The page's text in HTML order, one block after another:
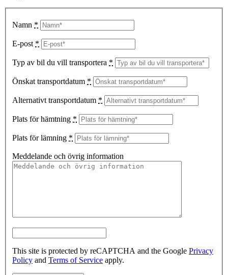
Namn *
E-post *
Typ av bil du vill transportera *
Önskat transportdatum *
Alternativt transportdatum *
Plats för hämtning *
Plats för lämning *
Meddelande och övrig information
This site is protected by reCAPTCHA and the Google Privacy
Policy and Terms of Service apply.